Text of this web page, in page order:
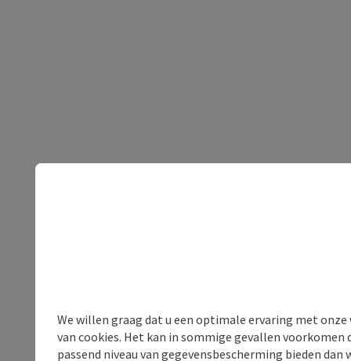
We willen graag dat u een optimale ervaring met
van cookies. Het kan in sommige gevallen voorkomen
passend niveau van gegevensbescherming bieden